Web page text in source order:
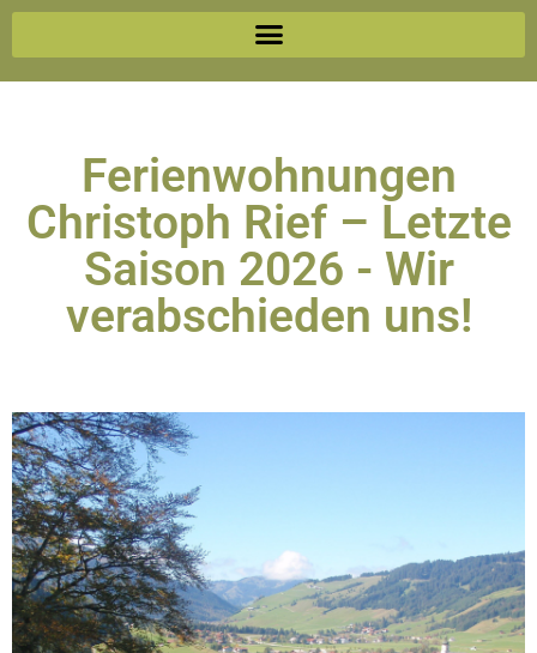
Ferienwohnungen
Christoph Rief – Letzte
Saison 2026 - Wir
verabschieden uns!